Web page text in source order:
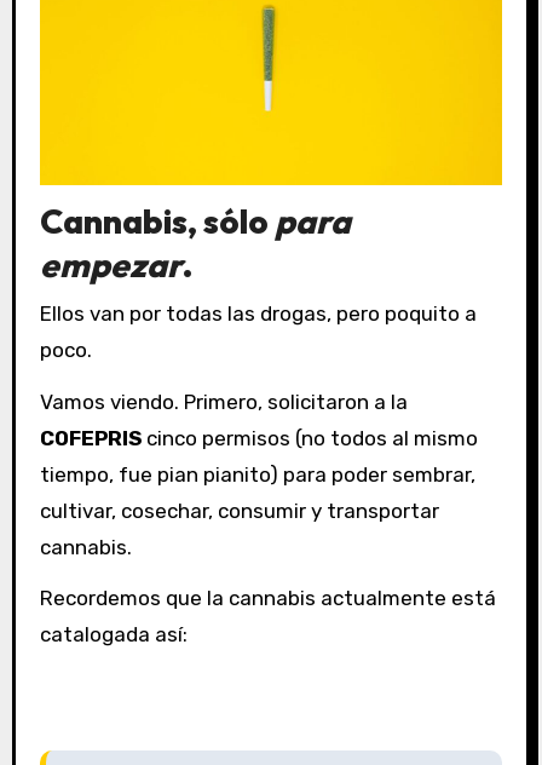
Cannabis, sólo para
empezar.
Ellos van por todas las drogas, pero poquito a
poco.
Vamos viendo. Primero, solicitaron a la
COFEPRIScinco permisos (no todos al mismo
tiempo, fue pian pianito) para poder sembrar,
cultivar, cosechar, consumir y transportar
cannabis.
Recordemos que la cannabis actualmente está
catalogada así: